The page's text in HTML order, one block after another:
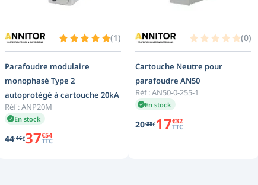
(1)
Parafoudre modulaire
monophasé Type 2
autoprotégé à cartouche 20kA
Réf :ANP20M
En stock
44 16€37€54
TTC
(0)
Cartouche Neutre pour
parafoudre AN50
Réf :AN50-0-255-1
En stock
20 38€17€32
TTC